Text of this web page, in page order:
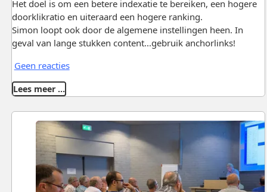
Het doel is om een betere indexatie te bereiken, een hogere
doorklikratio en uiteraard een hogere ranking.
Simon loopt ook door de algemene instellingen heen. In
geval van lange stukken content...gebruik anchorlinks!
Geen reacties
Lees meer …